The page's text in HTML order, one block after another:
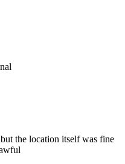
the location itself was fine